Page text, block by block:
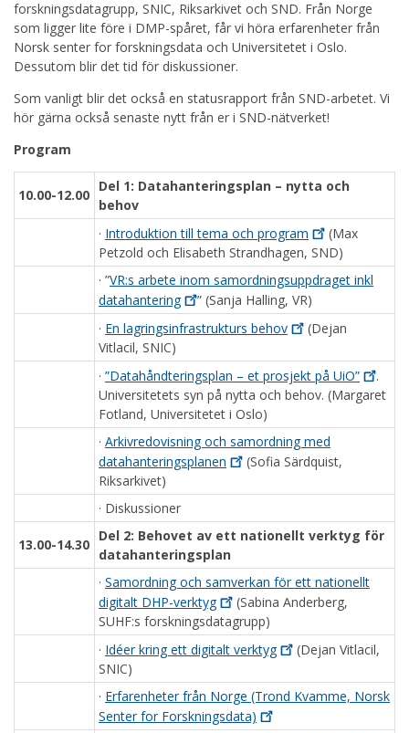
forskningsdatagrupp, SNIC, Riksarkivet och SND. Från Norge
som ligger lite före i DMP-spåret, får vi höra erfarenheter från
Norsk senter for forskningsdata och Universitetet i Oslo.
Dessutom blir det tid för diskussioner.
Som vanligt blir det också en statusrapport från SND-arbetet. Vi
hör gärna också senaste nytt från er i SND-nätverket!
Program
10.00-12.00
Del 1: Datahanteringsplan – nytta och
behov
· Introduktion till tema och program
(Max
Petzold och Elisabeth Strandhagen, SND)
· ”VR:s arbete inom samordningsuppdraget inkl
datahantering
” (Sanja Halling, VR)
· En lagringsinfrastrukturs behov
(Dejan
Vitlacil, SNIC)
· ”Datahåndteringsplan – et prosjekt på UiO”
.
Universitetets syn på nytta och behov. (Margaret
Fotland, Universitetet i Oslo)
· Arkivredovisning och samordning med
datahanteringsplanen
(Sofia Särdquist,
Riksarkivet)
· Diskussioner
13.00-14.30
Del 2: Behovet av ett nationellt verktyg för
datahanteringsplan
· Samordning och samverkan för ett nationellt
digitalt DHP-verktyg
(Sabina Anderberg,
SUHF:s forskningsdatagrupp)
· Idéer kring ett digitalt verktyg
(Dejan Vitlacil,
SNIC)
· Erfarenheter från Norge (Trond Kvamme, Norsk
Senter for Forskningsdata)